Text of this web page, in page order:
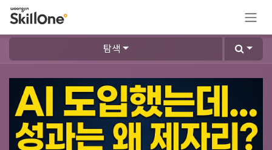
콘텐츠로 건너뛰기
탐색